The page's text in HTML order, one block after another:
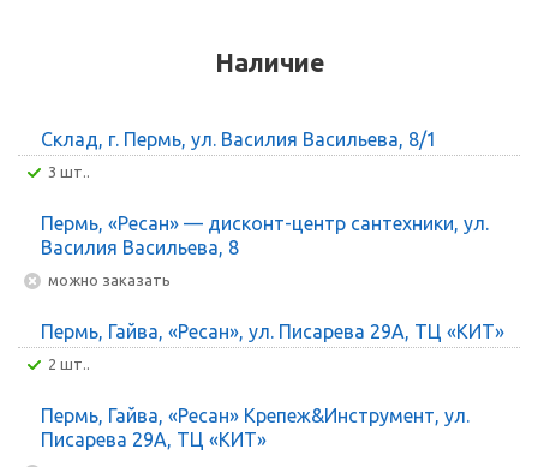
Наличие
Склад, г. Пермь, ул. Василия Васильева, 8/1
3 шт..
Пермь, «Ресан» — дисконт-центр сантехники, ул.
Василия Васильева, 8
Можно заказать
Пермь, Гайва, «Ресан», ул. Писарева 29А, ТЦ «КИТ»
2 шт..
Пермь, Гайва, «Ресан» Крепеж&Инструмент, ул.
Писарева 29А, ТЦ «КИТ»